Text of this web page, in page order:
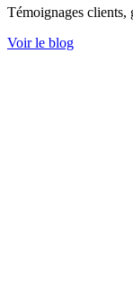
Témoignages clients,
Voir le blog